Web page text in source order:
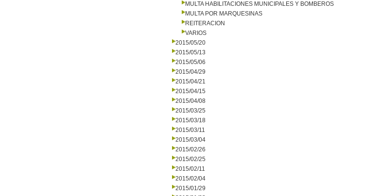
MULTA HABILITACIONES MUNICIPALES Y BOMBEROS
MULTA POR MARQUESINAS
REITERACION
VARIOS
2015/05/20
2015/05/13
2015/05/06
2015/04/29
2015/04/21
2015/04/15
2015/04/08
2015/03/25
2015/03/18
2015/03/11
2015/03/04
2015/02/26
2015/02/25
2015/02/11
2015/02/04
2015/01/29